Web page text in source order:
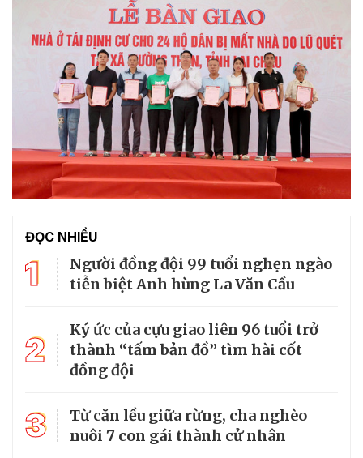
ĐỌC NHIỀU
1
Người đồng đội 99 tuổi nghẹn ngào
tiễn biệt Anh hùng La Văn Cầu
2
Ký ức của cựu giao liên 96 tuổi trở
thành “tấm bản đồ” tìm hài cốt
đồng đội
3
Từ căn lều giữa rừng, cha nghèo
nuôi 7 con gái thành cử nhân